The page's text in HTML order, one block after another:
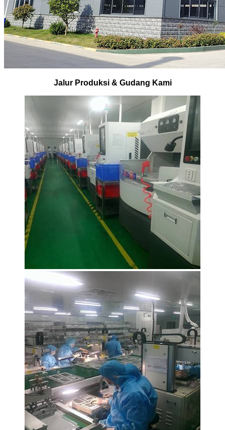
Jalur Produksi & Gudang Kami